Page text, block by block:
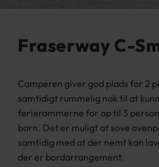
Fraserway C-
Camperen giver god plads for 2
samtidigt rummelig nok til at
ferierammerne for op til 3
barn. Det er muligt at sove
samtidig med at der nemt kan
der er bordarrangement.